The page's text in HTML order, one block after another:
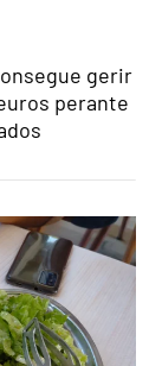
gerir
perante